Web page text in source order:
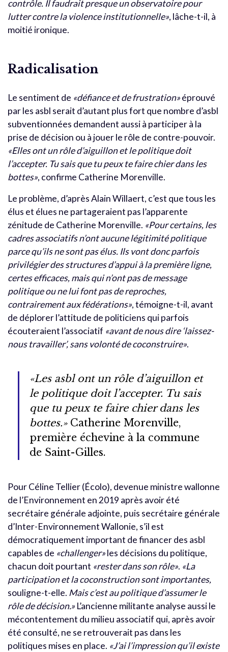
contrôle. Il faudrait presque un observatoire pour
lutter contre la violence institutionnelle», lâche-t-il, à
moitié ironique.
Radicalisation
Le sentiment de «défiance et de frustration»éprouvé
par les asbl serait d’autant plus fort que nombre d’asbl
subventionnées demandent aussi à participer à la
prise de décision ou à jouer le rôle de contre-pouvoir.
«Elles ont un rôle d’aiguillon et le politique doit
l’accepter. Tu sais que tu peux te faire chier dans les
bottes», confirme Catherine Morenville.
Le problème, d’après Alain Willaert, c’est que tous les
élus et élues ne partageraient pas l’apparente
zénitude de Catherine Morenville. «Pour certains, les
cadres associatifs n’ont aucune légitimité politique
parce qu’ils ne sont pas élus. Ils vont donc parfois
privilégier des structures d’appui à la première ligne,
certes efficaces, mais qui n’ont pas de message
politique ou ne lui font pas de reproches,
contrairement aux fédérations», témoigne-t-il, avant
de déplorer l’attitude de politiciens qui parfois
écouteraient l’associatif «avant de nous dire ‘laissez-
nous travailler’, sans volonté de coconstruire».
«Les asbl ont un rôle d’aiguillon et
le politique doit l’accepter. Tu sais
que tu peux te faire chier dans les
bottes.»Catherine Morenville,
première échevine à la commune
de Saint-Gilles.
Pour Céline Tellier (Écolo), devenue ministre wallonne
de l’Environnement en 2019 après avoir été
secrétaire générale adjointe, puis secrétaire générale
d’Inter-Environnement Wallonie, s’il est
démocratiquement important de financer des asbl
capables de «challenger»les décisions du politique,
chacun doit pourtant «rester dans son rôle». «La
participation et la coconstruction sont importantes,
souligne-t-elle. Mais c’est au politique d’assumer le
rôle de décision.» L’ancienne militante analyse aussi le
mécontentement du milieu associatif qui, après avoir
été consulté, ne se retrouverait pas dans les
politiques mises en place. «J’ai l’impression qu’il existe